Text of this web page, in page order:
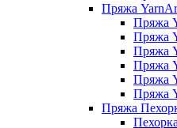
Пряжа
Пряжа
Пряжа
Пряжа
Пряжа
Пряжа
Пряжа
Пряжа